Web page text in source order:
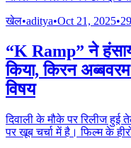
खेल•aditya•Oct 21, 2025•
“K Ramp” ने
किया, किरन
विषय
दिवाली के मौके पर रिलीज हुई
पर खूब चर्चा में है। फिल्म के